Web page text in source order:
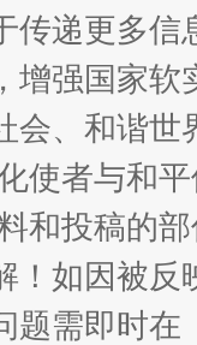
传递更多
增强国家
会、和谐
使者与和
和投稿的
！如因被
题需即时在